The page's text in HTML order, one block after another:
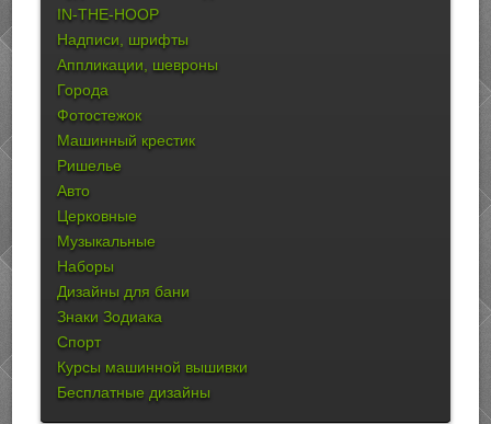
IN-THE-HOOP
Надписи, шрифты
Аппликации, шевроны
Города
Фотостежок
Машинный крестик
Ришелье
Авто
Церковные
Музыкальные
Наборы
Дизайны для бани
Знаки Зодиака
Спорт
Курсы машинной вышивки
Бесплатные дизайны